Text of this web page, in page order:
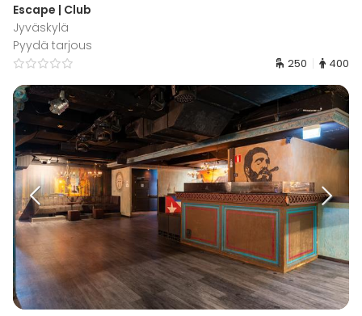
Escape | Club
Jyväskylä
Pyydä tarjous
250 400